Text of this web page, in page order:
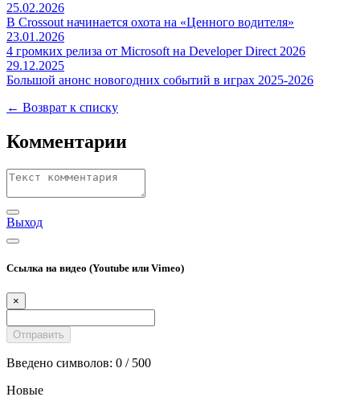
25.02.2026
В Crossout начинается охота на «Ценного водителя»
23.01.2026
4 громких релиза от Microsoft на Developer Direct 2026
29.12.2025
Большой анонс новогодних событий в играх 2025-2026
← Возврат к списку
Комментарии
Выход
Ссылка на видео (Youtube или Vimeo)
×
Введено символов: 0 / 500
Новые